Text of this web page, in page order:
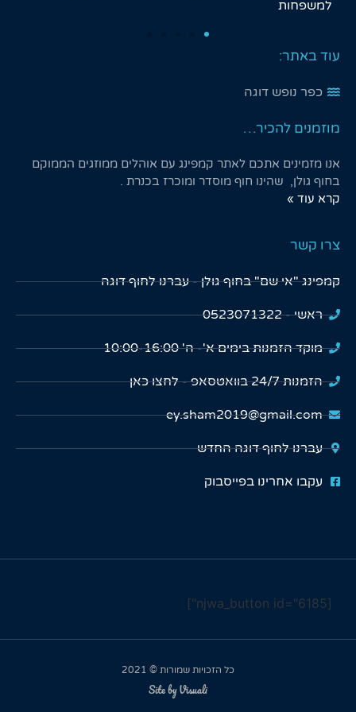
לציין שהאתר נקי מאוד גם במקלחות ובשירותים.
עוד באתר:
כפר נופש דוגה
מוזמנים להכיר…
אנו מזמינים אתכם לאתר קמפינג עם אוהלים ממוזגים הממוקם
בחוף גולן, שהינו חוף מוסדר ומוכרז בכנרת .
קרא עוד »
צרו קשר
קמפינג "אי שם" בחוף גולן - עברנו לחוף דוגה
ראשי - 0523071322
מוקד הזמנות בימים א'- ה' 10:00-16:00
הזמנות 24/7 בוואטסאפ - לחצו כאן
ey.sham2019@gmail.com
עברנו לחוף דוגה החדש
עקבו אחרינו בפייסבוק
[njwa_button id="6185"]
כל הזכויות שמורות © 2021
Site by Visuali